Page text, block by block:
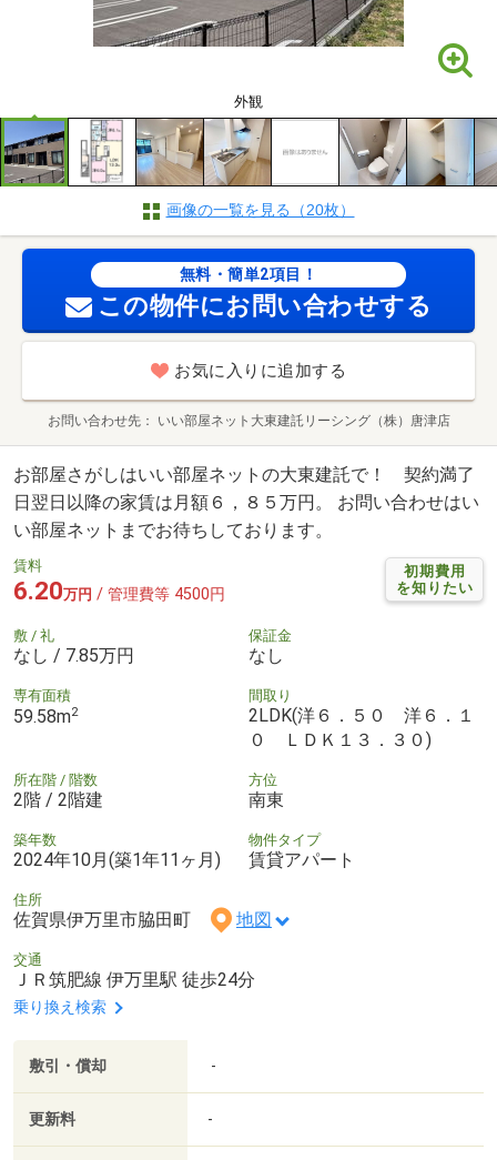
外観
画像の一覧を見る（20枚）
無料・簡単2項目！
この物件にお問い合わせする
お気に入りに追加する
お問い合わせ先 いい部屋ネット大東建託リーシング（株）唐津店
お部屋さがしはいい部屋ネットの大東建託で！ 契約満了
日翌日以降の家賃は月額６，８５万円。 お問い合わせはい
い部屋ネットまでお待ちしております。
初期費用
を知りたい
賃料
6.20万円 / 管理費等 4500円
敷 / 礼
なし / 7.85万円
保証金
なし
専有面積
59.58m2
間取り
2LDK(洋６．５０ 洋６．１
０ ＬＤＫ１３．３０)
所在階 / 階数
2階 / 2階建
方位
南東
築年数
2024年10月(築1年11ヶ月)
物件タイプ
賃貸アパート
住所
佐賀県伊万里市脇田町 地図
交通
ＪＲ筑肥線 伊万里駅 徒歩24分
乗り換え検索
敷引・償却 -
更新料 -